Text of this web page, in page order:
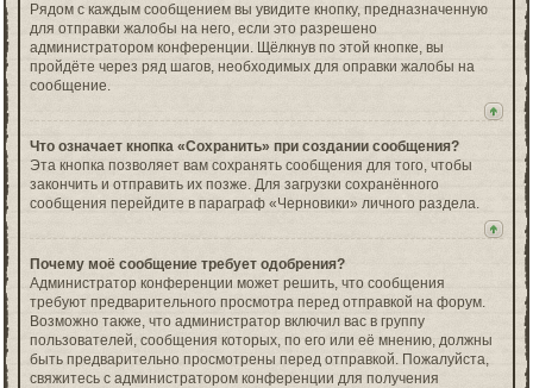
Рядом с каждым сообщением вы увидите кнопку, предназначенную
для отправки жалобы на него, если это разрешено
администратором конференции. Щёлкнув по этой кнопке, вы
пройдёте через ряд шагов, необходимых для оправки жалобы на
сообщение.
Что означает кнопка «Сохранить» при создании сообщения?
Эта кнопка позволяет вам сохранять сообщения для того, чтобы
закончить и отправить их позже. Для загрузки сохранённого
сообщения перейдите в параграф «Черновики» личного раздела.
Почему моё сообщение требует одобрения?
Администратор конференции может решить, что сообщения
требуют предварительного просмотра перед отправкой на форум.
Возможно также, что администратор включил вас в группу
пользователей, сообщения которых, по его или её мнению, должны
быть предварительно просмотрены перед отправкой. Пожалуйста,
свяжитесь с администратором конференции для получения